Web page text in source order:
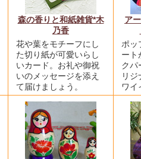
森の香りと和紙雑貨*木
乃香
花や葉をモチーフにし
た切り紙が可愛いらし
いカード。お礼や御祝
いのメッセージを添え
て届けましょう。
ア
ポッ
ート
クパ
リ
ワイ